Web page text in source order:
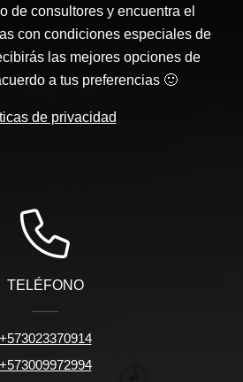
de consultores y encuentra el
con condiciones especiales de
las mejores opciones de
a tus preferencias 🙂
de privacidad
TELÉFONO
+573023370914
+573009972994